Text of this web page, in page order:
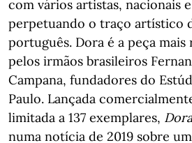
com vários artistas, nacionais
perpetuando o traço artístico
português. Dora é a peça
pelos irmãos brasileiros
Campana, fundadores do
Paulo. Lançada
limitada a 137 exemplares, Dora
numa notícia de 2019 sobre